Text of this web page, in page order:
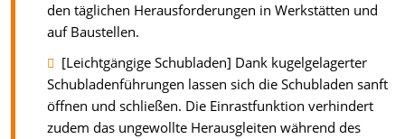
den täglichen Herausforderungen in Werkstätten und
auf Baustellen.
[Leichtgängige Schubladen] Dank kugelgelagerter
Schubladenführungen lassen sich die Schubladen sanft
öffnen und schließen. Die Einrastfunktion verhindert
zudem das ungewollte Herausgleiten während des